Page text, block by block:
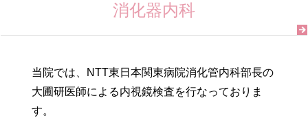
消化器内科
当院では、NTT東日本関東病院消化管内科部長の
大圃研医師による内視鏡検査を行なっておりま
す。